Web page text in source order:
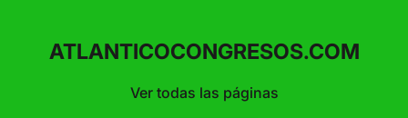
Ver todas las páginas
ATLANTICOCONGRESOS.COM